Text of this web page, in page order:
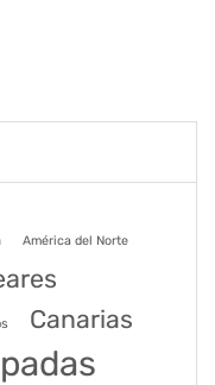
América del Norte
Canarias